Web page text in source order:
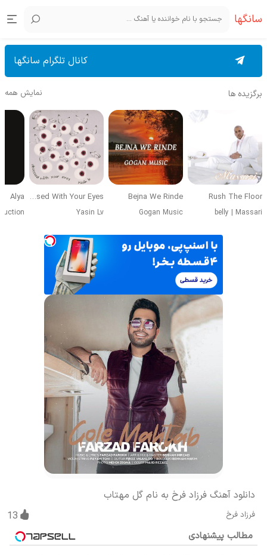
سانگها
کانال تلگرام سانگها
برگزیده ها نمایش همه
Rush The Floor
belly | Massari
Bejna We Rinde
Gogan Music
Obsessed With Your Eyes
Yasin Lv
Alya
دانلود آهنگ فرزاد فرخ به نام گل مهتاب
فرزاد فرخ 13
مطالب پیشنهادی